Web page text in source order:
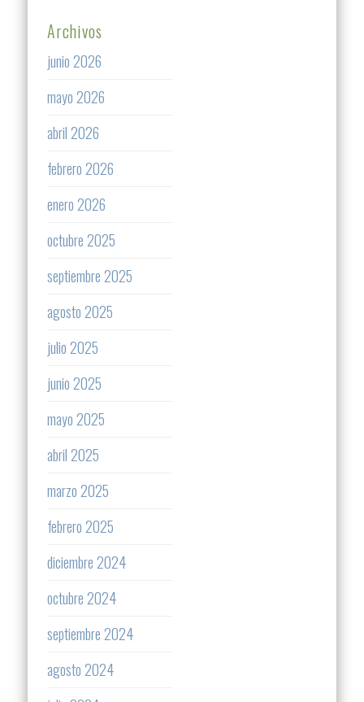
Archivos
junio 2026
mayo 2026
abril 2026
febrero 2026
enero 2026
octubre 2025
septiembre 2025
agosto 2025
julio 2025
junio 2025
mayo 2025
abril 2025
marzo 2025
febrero 2025
diciembre 2024
octubre 2024
septiembre 2024
agosto 2024